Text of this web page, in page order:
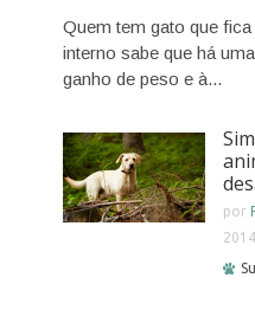
Quem tem gato que
interno sabe que há
ganho de peso e à...
por
2014